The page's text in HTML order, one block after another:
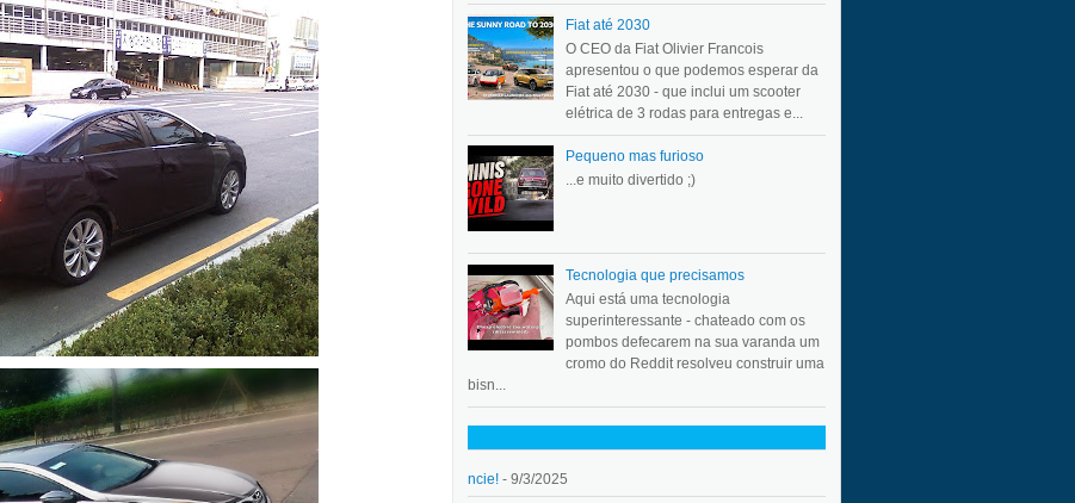
Fiat até 2030
O CEO da Fiat Olivier Francois
apresentou o que podemos esperar da
Fiat até 2030 - que inclui um scooter
elétrica de 3 rodas para entregas e...
Pequeno mas furioso
...e muito divertido ;)
Tecnologia que precisamos
Aqui está uma tecnologia
superinteressante - chateado com os
pombos defecarem na sua varanda um
cromo do Reddit resolveu construir uma
bisn...
ncie! - 9/3/2025